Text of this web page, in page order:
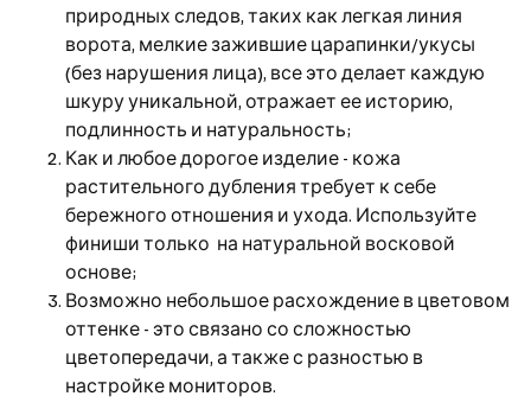
природных следов, таких как легкая линия
ворота, мелкие зажившие царапинки/укусы
(без нарушения лица), все это делает каждую
шкуру уникальной, отражает ее историю,
подлинность и натуральность;
Как и любое дорогое изделие - кожа
растительного дубления требует к себе
бережного отношения и ухода. Используйте
финиши только на натуральной восковой
основе;
Возможно небольшое расхождение в цветовом
оттенке - это связано со сложностью
цветопередачи, а также с разностью в
настройке мониторов.